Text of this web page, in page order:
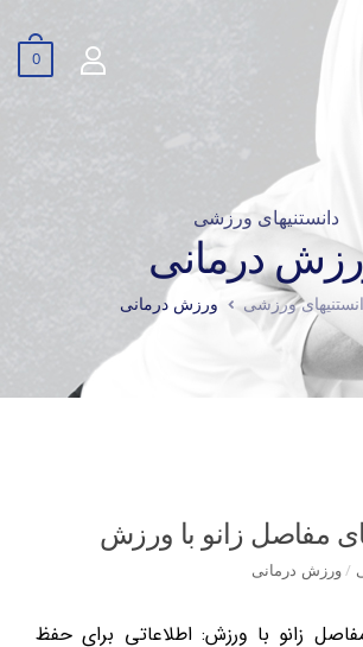
0
دانستنیهای ورزشی
درمانی
ورزشی ورزش درمانی
مفاصل زانو با ورزش
/ورزش درمانی
زانو با ورزش: اطلاعاتی برای حفظ